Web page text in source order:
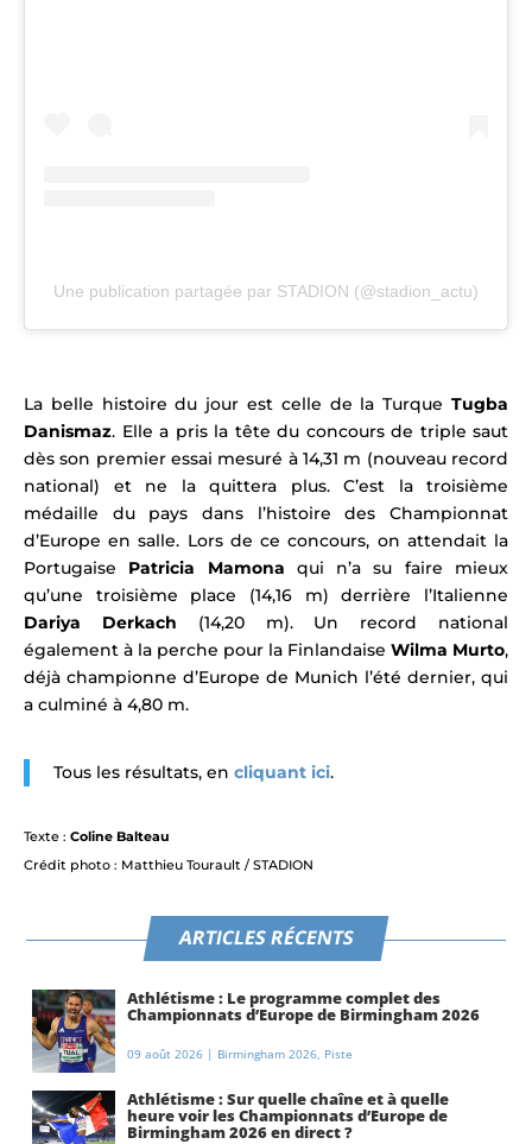
Une publication partagée par STADION (@stadion_actu)
La belle histoire du jour est celle de la Turque Tugba
Danismaz. Elle a pris la tête du concours de triple saut
dès son premier essai mesuré à 14,31 m (nouveau record
national) et ne la quittera plus. C’est la troisième
médaille du pays dans l’histoire des Championnat
d’Europe en salle. Lors de ce concours, on attendait la
Portugaise Patricia Mamona qui n’a su faire mieux
qu’une troisième place (14,16 m) derrière l’Italienne
Dariya Derkach (14,20 m). Un record national
également à la perche pour la Finlandaise Wilma Murto,
déjà championne d’Europe de Munich l’été dernier, qui
a culminé à 4,80 m.
Tous les résultats, en cliquant ici.
Texte : Coline Balteau
Crédit photo : Matthieu Tourault / STADION
ARTICLES RÉCENTS
Athlétisme : Le programme complet des
Championnats d’Europe de Birmingham 2026
09 août 2026 | Birmingham 2026, Piste
Athlétisme : Sur quelle chaîne et à quelle
heure voir les Championnats d’Europe de
Birmingham 2026 en direct ?